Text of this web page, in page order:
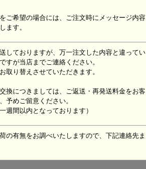
ご希望の場合には、ご注文時にメッセージ内容
ます。
しておりますが、万一注文した内容と違ってい
すが当店までご連絡ください。
取り替えさせていただきます。
換につきましては、ご返送・再発送料金をお客
予めご留意ください。
週間以内となっております）
の有無をお調べいたしますので、下記連絡先ま